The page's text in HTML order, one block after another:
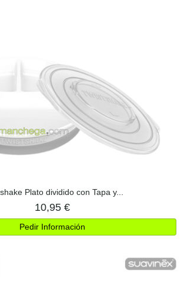
Plato dividido con Tapa y...
10,95 €
Pedir Información